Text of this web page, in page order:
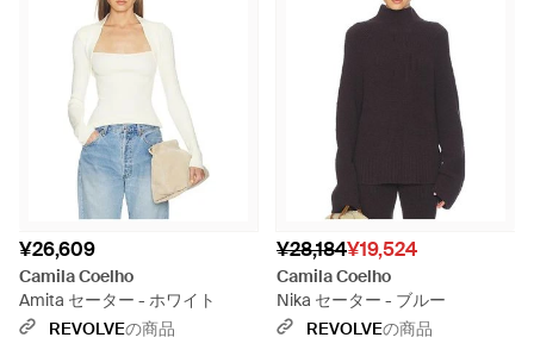
¥26,609
Camila Coelho
Amita セーター - ホワイト
REVOLVEの商品
¥28,184¥19,524
Camila Coelho
Nika セーター - ブルー
REVOLVEの商品